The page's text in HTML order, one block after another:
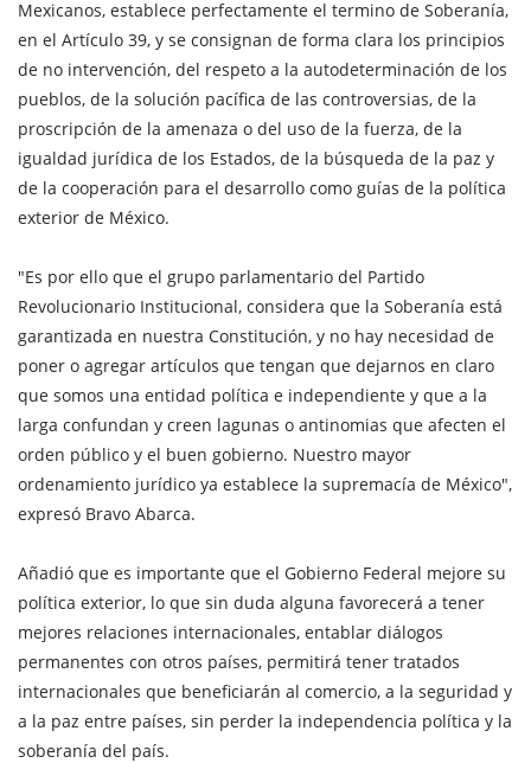
Mexicanos, establece perfectamente el termino de Soberanía,
en el Artículo 39, y se consignan de forma clara los principios
de no intervención, del respeto a la autodeterminación de los
pueblos, de la solución pacífica de las controversias, de la
proscripción de la amenaza o del uso de la fuerza, de la
igualdad jurídica de los Estados, de la búsqueda de la paz y
de la cooperación para el desarrollo como guías de la política
exterior de México.
"Es por ello que el grupo parlamentario del Partido
Revolucionario Institucional, considera que la Soberanía está
garantizada en nuestra Constitución, y no hay necesidad de
poner o agregar artículos que tengan que dejarnos en claro
que somos una entidad política e independiente y que a la
larga confundan y creen lagunas o antinomias que afecten el
orden público y el buen gobierno. Nuestro mayor
ordenamiento jurídico ya establece la supremacía de México",
expresó Bravo Abarca.
Añadió que es importante que el Gobierno Federal mejore su
política exterior, lo que sin duda alguna favorecerá a tener
mejores relaciones internacionales, entablar diálogos
permanentes con otros países, permitirá tener tratados
internacionales que beneficiarán al comercio, a la seguridad y
a la paz entre países, sin perder la independencia política y la
soberanía del país.